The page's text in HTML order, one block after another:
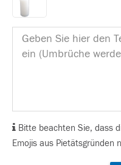
Bitte beachten Sie, dass
Emojis aus Pietätsgründen